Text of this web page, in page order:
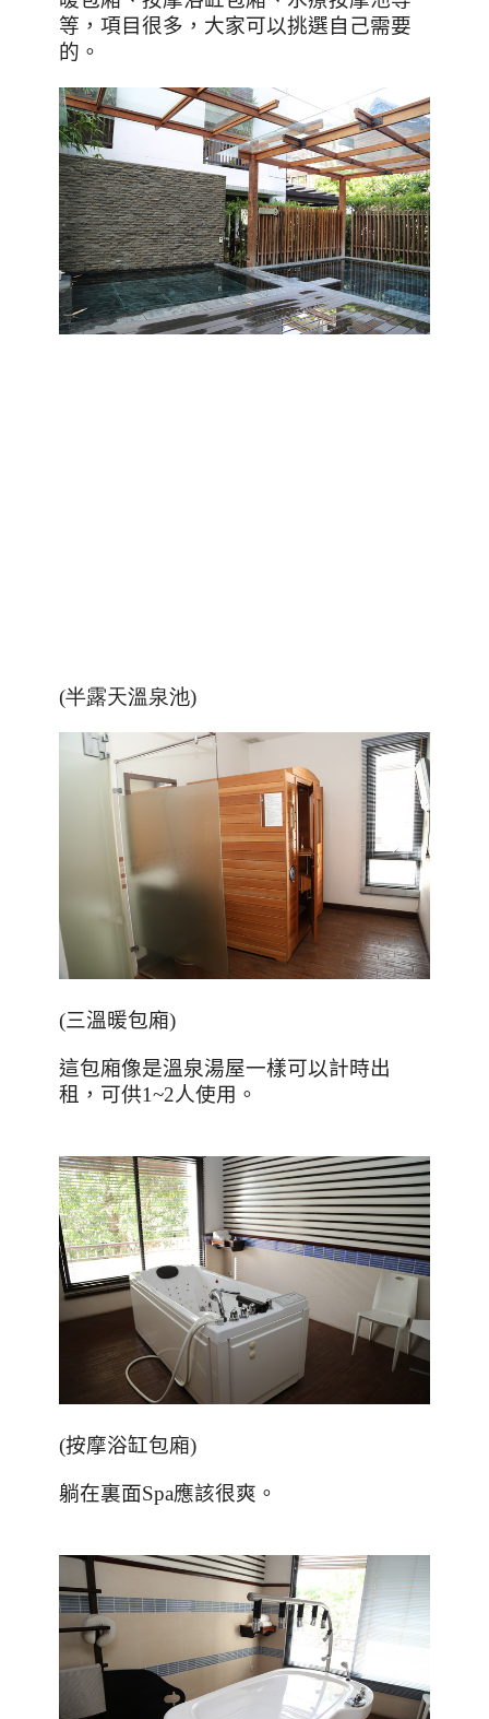
等，項目很多，大家可以挑選自己需要
的。
(半露天溫泉池)
(三溫暖包廂)
這包廂像是溫泉湯屋一樣可以計時出
租，可供1~2人使用。
(按摩浴缸包廂)
躺在裏面Spa應該很爽。